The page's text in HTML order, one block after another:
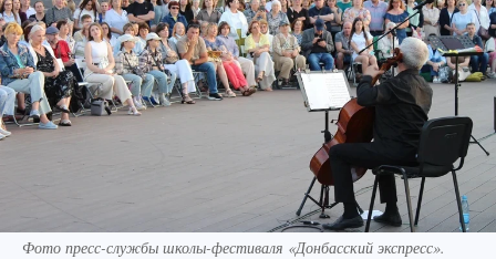
Фото пресс-службы школы-фестиваля «Донбасский экспресс».